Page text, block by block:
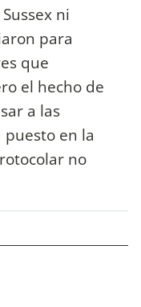
ni
para
que
el hecho de
a las
en la
no